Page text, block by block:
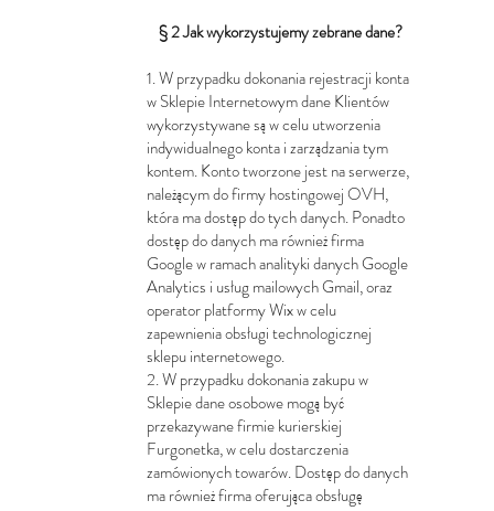
§ 2 Jak wykorzystujemy zebrane dane?
1. W przypadku dokonania rejestracji konta
w Sklepie Internetowym dane Klientów
wykorzystywane są w celu utworzenia
indywidualnego konta i zarządzania tym
kontem. Konto tworzone jest na serwerze,
należącym do firmy hostingowej OVH,
która ma dostęp do tych danych. Ponadto
dostęp do danych ma również firma
Google w ramach analityki danych Google
Analytics i usług mailowych Gmail, oraz
operator platformy Wix w celu
zapewnienia obsługi technologicznej
sklepu internetowego.
2. W przypadku dokonania zakupu w
Sklepie dane osobowe mogą być
przekazywane firmie kurierskiej
Furgonetka, w celu dostarczenia
zamówionych towarów. Dostęp do danych
ma również firma oferująca obsługę